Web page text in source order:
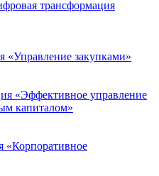
трансформация
«Управление закупками»
«Эффективное управление
капиталом»
«Корпоративное